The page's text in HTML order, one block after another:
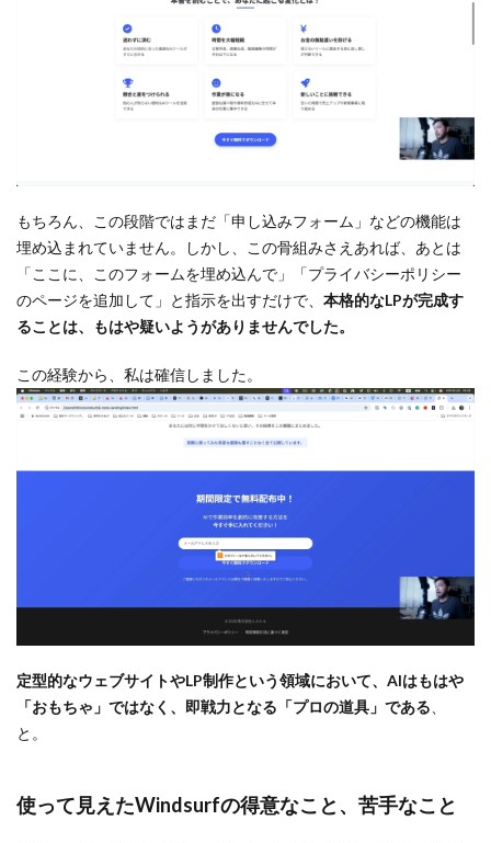
もちろん、この段階ではまだ「申し込みフォーム」などの機能は
埋め込まれていません。しかし、この骨組みさえあれば、あとは
「ここに、このフォームを埋め込んで」「プライバシーポリシー
のページを追加して」と指示を出すだけで、 本格的なLPが完成す
ることは、もはや疑いようがありませんでした。
この経験から、私は確信しました。
定型的なウェブサイトやLP制作という領域において、AIはもはや
「おもちゃ」ではなく、即戦力となる「プロの道具」である
と。
使って見えたWindsurfの得意なこと、苦手なこと